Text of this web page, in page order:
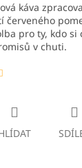
káva
červeného
pro ty, kdo
v chuti.